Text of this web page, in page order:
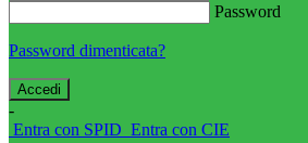
Password
Password dimenticata?
-
Entra con SPID Entra con CIE